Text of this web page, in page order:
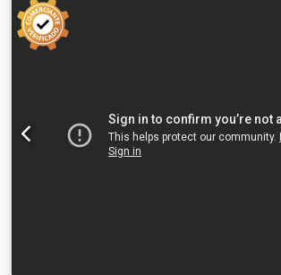
(DRO). Dsdpsxqxvvsfx Ablock